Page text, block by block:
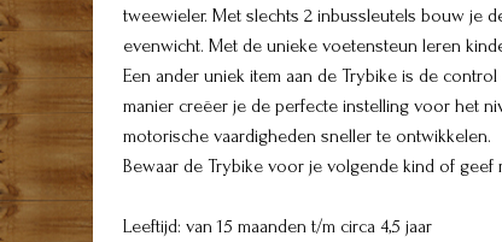
tweewieler. Met slechts 2 inbussleutels bouw je
evenwicht. Met de unieke voetensteun leren
Een ander uniek item aan de Trybike is de
manier creëer je de perfecte instelling voor het
motorische vaardigheden sneller te ontwikkelen.
Bewaar de Trybike voor je volgende kind of geef
Leeftijd: van 15 maanden t/m circa 4,5 jaar